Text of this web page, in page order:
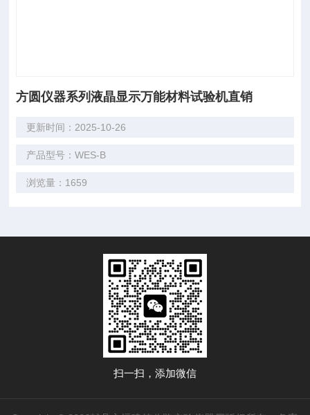
方圆仪器系列液晶显示万能材料试验机直销
更新时间：2025-10-26
产品型号：WES-B
浏览量：1659
扫一扫，添加微信